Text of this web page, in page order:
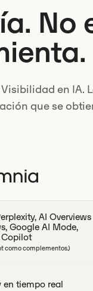
No
en IA.
que se
AI Overviews
Google AI Mode,
como complementos.)
en tiempo real